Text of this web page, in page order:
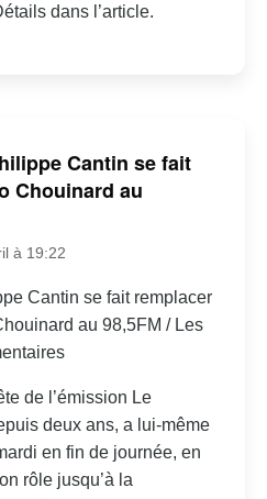
dans l’article.
Cantin se fait
Chouinard au
à 19:22
Cantin se fait remplacer
au 98,5FM / Les
de l’émission Le
deux ans, a lui-même
en fin de journée, en
rôle jusqu’à la